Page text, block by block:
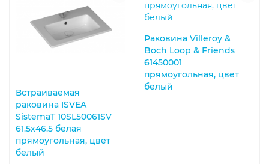
Встраиваемая
раковина ISVEA
SistemaT 10SL50061SV
61.5х46.5 белая
прямоугольная, цвет
белый
Раковина Villeroy &
Boch Loop & Friends
61450001
прямоугольная, цвет
белый